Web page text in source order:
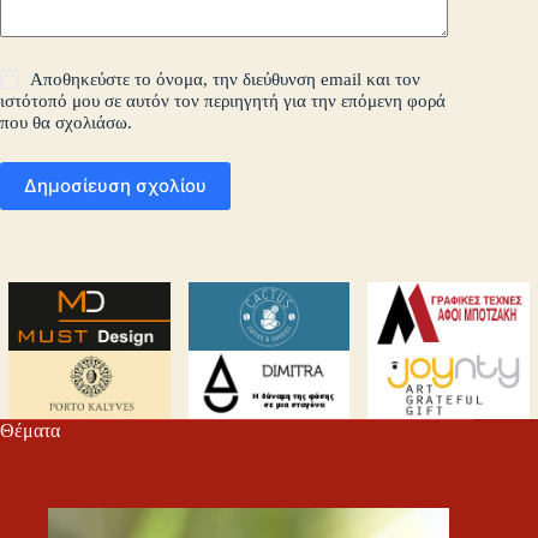
Αποθηκεύστε το όνομα, την διεύθυνση email και τον
ιστότοπό μου σε αυτόν τον περιηγητή για την επόμενη φορά
που θα σχολιάσω.
Δημοσίευση σχολίου
Θέματα